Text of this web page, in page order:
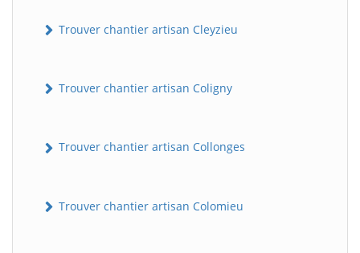
Trouver chantier artisan Cleyzieu
Trouver chantier artisan Coligny
Trouver chantier artisan Collonges
Trouver chantier artisan Colomieu